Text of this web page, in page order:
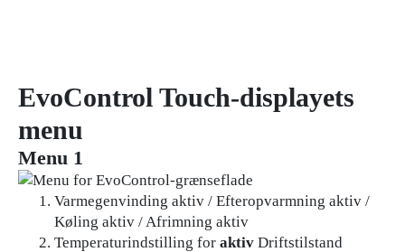
EvoControl Touch-displayets
menu
Menu 1
Varmegenvinding aktiv / Efteropvarmning aktiv /
Køling aktiv / Afrimning aktiv
Temperaturindstilling for aktiv Driftstilstand